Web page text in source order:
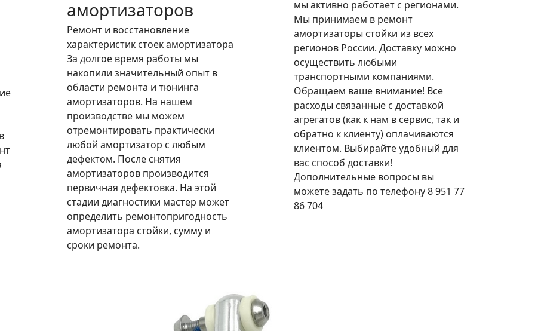
амортизаторов
Ремонт и восстановление
характеристик стоек амортизатора
За долгое время работы мы
накопили значительный опыт в
области ремонта и тюнинга
амортизаторов. На нашем
производстве мы можем
отремонтировать практически
любой амортизатор с любым
дефектом. После снятия
амортизаторов производится
первичная дефектовка. На этой
стадии диагностики мастер может
определить ремонтопригодность
амортизатора стойки, сумму и
сроки ремонта.
мы активно работает с регионами.
Мы принимаем в ремонт
амортизаторы стойки из всех
регионов России. Доставку можно
осуществить любыми
транспортными компаниями.
Обращаем ваше внимание! Все
расходы связанные с доставкой
агрегатов (как к нам в сервис, так и
обратно к клиенту) оплачиваются
клиентом. Выбирайте удобный для
вас способ доставки!
Дополнительные вопросы вы
можете задать по телефону 8 951 77
86 704